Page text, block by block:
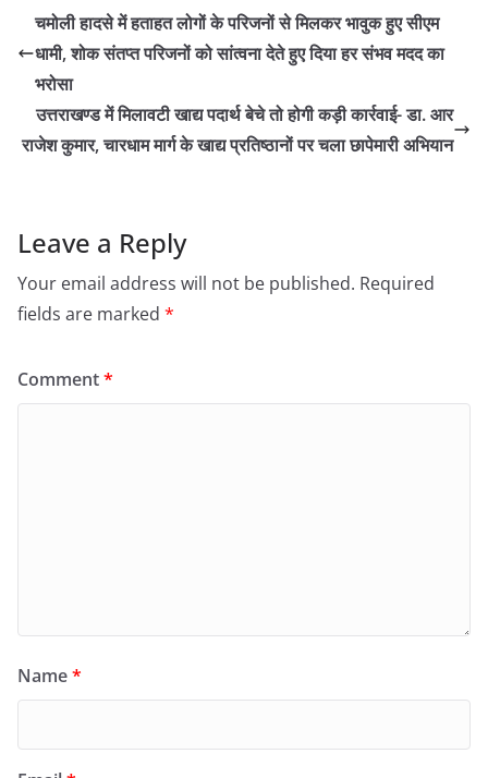
चमोली हादसे में हताहत लोगों के परिजनों से मिलकर भावुक हुए सीएम
धामी, शोक संतप्त परिजनों को सांत्वना देते हुए दिया हर संभव मदद का
भरोसा
उत्तराखण्ड में मिलावटी खाद्य पदार्थ बेचे तो होगी कड़ी कार्रवाई- डा. आर
राजेश कुमार, चारधाम मार्ग के खाद्य प्रतिष्ठानों पर चला छापेमारी अभियान
Leave a Reply
Your email address will not be published. Required
fields are marked *
Comment*
Name*